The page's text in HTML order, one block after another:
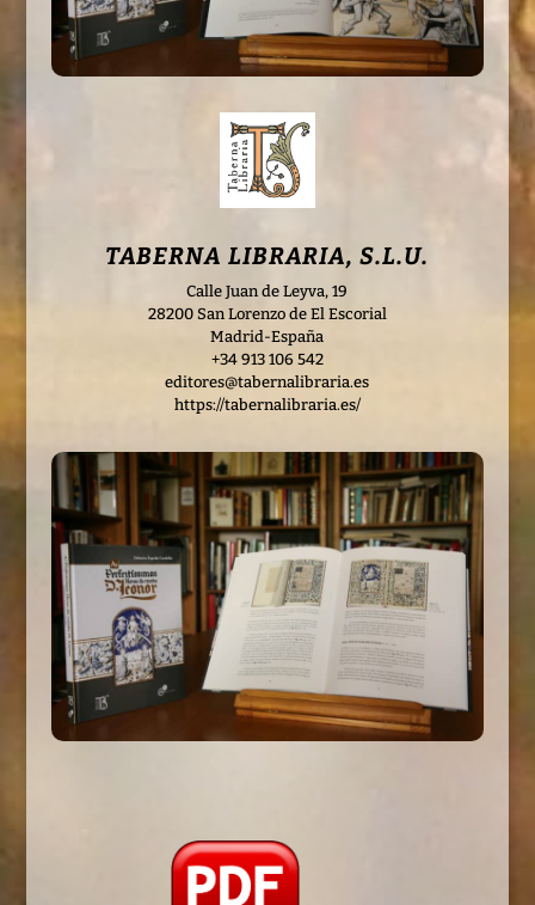
TABERNA LIBRARIA, S.L.U.
Calle Juan de Leyva, 19
28200 San Lorenzo de El Escorial
Madrid-España
+34 913 106 542
editores@tabernalibraria.es
https://tabernalibraria.es/